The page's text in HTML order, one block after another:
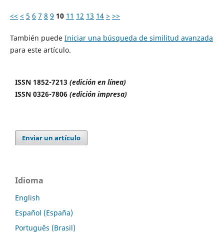
<< < 5 6 7 8 9 10 11 12 13 14 > >>
También puede Iniciar una búsqueda de similitud avanzada
para este artículo.
ISSN 1852-7213 (edición en línea)
ISSN 0326-7806 (edición impresa)
Enviar un artículo
Idioma
English
Español (España)
Português (Brasil)